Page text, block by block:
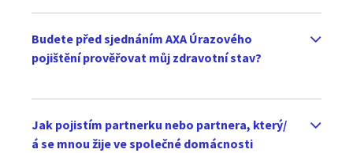
Budete před sjednáním AXA Úrazového
pojištění prověřovat můj zdravotní stav?
Jak pojistím partnerku nebo partnera, který/
á se mnou žije ve společné domácnosti